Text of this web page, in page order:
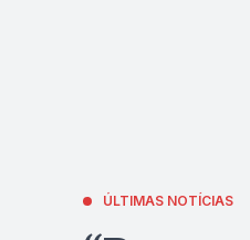
ÚLTIMAS NOTÍCIAS